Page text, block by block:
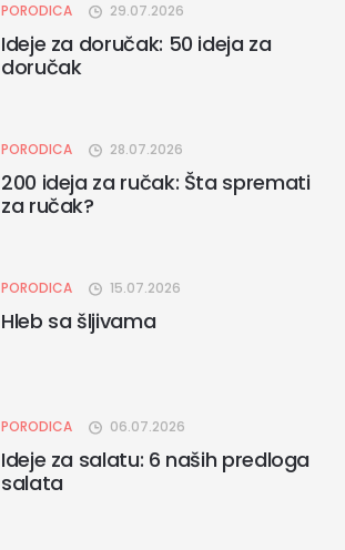
PORODICA 29.07.2026
Ideje za doručak: 50 ideja za
doručak
PORODICA 28.07.2026
200 ideja za ručak: Šta spremati
za ručak?
PORODICA 15.07.2026
Hleb sa šljivama
PORODICA 06.07.2026
Ideje za salatu: 6 naših predloga
salata